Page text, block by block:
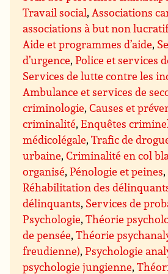
Travail social,Associations
associations à but non
Aide et programmes d’aide,
d’urgence,Police et services
Services de lutte contre les
Ambulance et services de
criminologie,Causes et
criminalité,Enquêtes
médicolégale,Trafic de
urbaine,Criminalité en col
organisé,Pénologie et peines,
Réhabilitation des
délinquants, Services de
Psychologie,Théorie
de pensée,Théorie
freudienne),Psychologie
psychologie jungienne,